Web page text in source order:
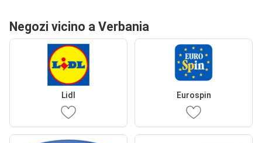
Negozi vicino a Verbania
Lidl Eurospin